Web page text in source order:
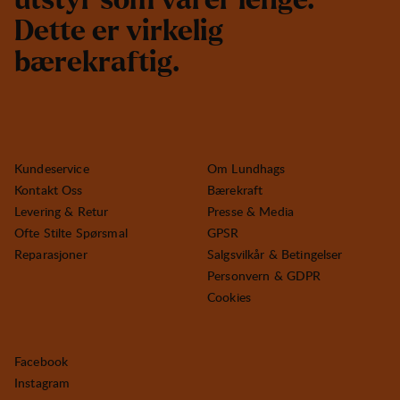
Dette er virkelig
bærekraftig.
Kundeservice
Kontakt Oss
Levering & Retur
Ofte Stilte Spørsmal
Reparasjoner
Om Lundhags
Bærekraft
Presse & Media
GPSR
Salgsvilkår & Betingelser
Personvern & GDPR
Cookies
Facebook
Instagram